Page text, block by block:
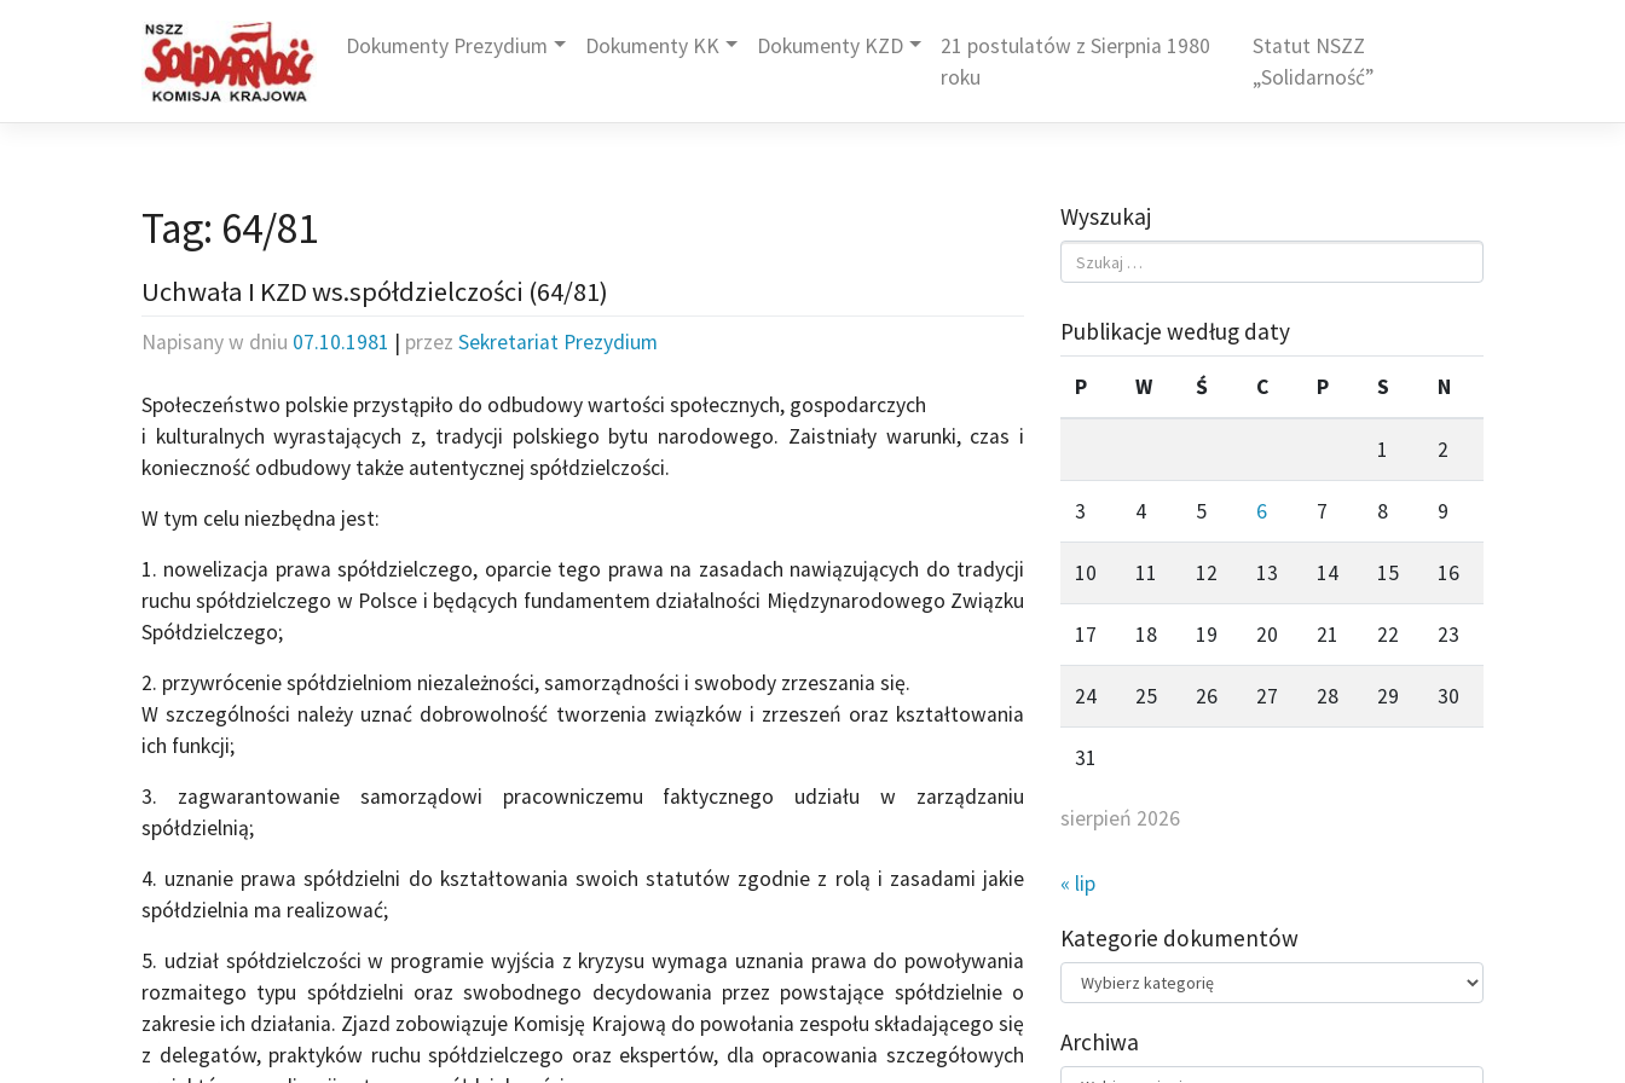
Dokumenty Prezydium Dokumenty KK Dokumenty KZD
21 postulatów z Sierpnia 1980
roku
Statut NSZZ
„Solidarność”
Tag: 64/81
Uchwała I KZD ws.spółdzielczości (64/81)
Napisany w dniu 07.10.1981 | przez Sekretariat Prezydium
Społeczeństwo polskie przystąpiło do odbudowy wartości społecznych, gospodarczych
i kulturalnych wyrastających z, tradycji polskiego bytu na­rodowego. Zaistniały warunki, czas i
konieczność odbudowy także auten­tycznej spółdzielczości.
W tym celu niezbędna jest:
1. nowelizacja prawa spółdzielczego, oparcie tego prawa na zasadach na­wiązujących do tradycji
ruchu spółdzielczego w Polsce i będących fun­damentem działalności Międzynarodowego Związku
Spółdzielczego;
2. przywrócenie spółdzielniom niezależności, samorządności i swobody zrze­szania się.
W szczególności należy uznać dobrowolność tworzenia związ­ków i zrzeszeń oraz kształtowania
ich funkcji;
3. zagwarantowanie samorządowi pracowniczemu faktycznego udziału w zarządzaniu
spółdzielnią;
4. uznanie prawa spółdzielni do kształtowania swoich statutów zgodnie z rolą i zasadami jakie
spółdzielnia ma realizować;
5. udział spółdzielczości w programie wyjścia z kryzysu wymaga uznania prawa do powoływania
rozmaitego typu spółdzielni oraz swobodnego decydowania przez powstające spółdzielnie o
zakresie ich działania. Zjazd zobowiązuje Komisję Krajową do powołania zespołu składającego się
z delegatów, praktyków ruchu spółdzielczego oraz ekspertów, dla opra­cowania szczegółowych
Wyszukaj
Publikacje według daty
sierpień 2026
P W Ś C P S N
1 2
3 4 5 6 7 8 9
10 11 12 13 14 15 16
17 18 19 20 21 22 23
24 25 26 27 28 29 30
31
« lip
Kategorie dokumentów
Kategorie
dokumentów
Archiwa
Archiwa